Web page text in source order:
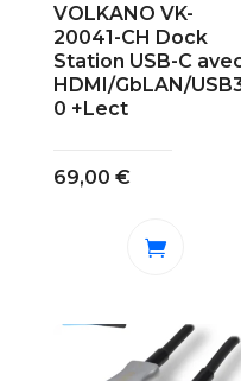
VOLKANO VK-
20041-CH Dock
Station USB-C
HDMI/GbLAN/
0 +Lect
69,00 €